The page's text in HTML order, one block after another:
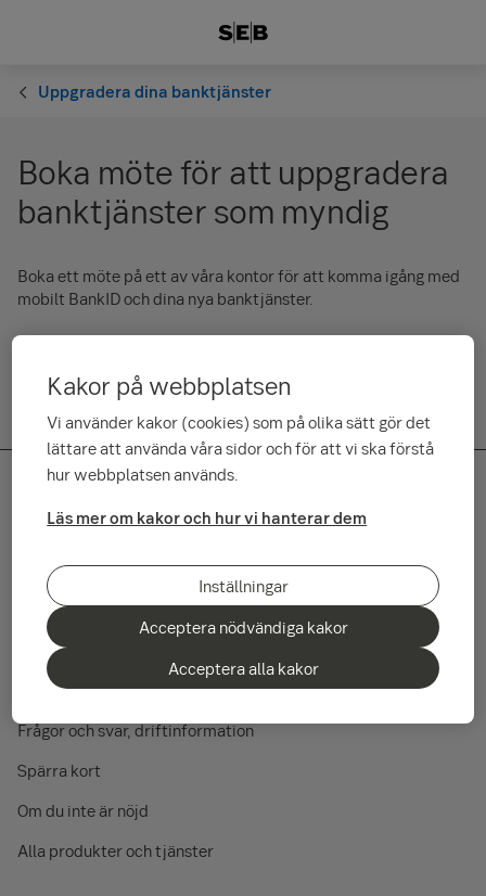
Uppgradera dina banktjänster
Boka möte för att uppgradera
banktjänster som myndig
Boka ett möte på ett av våra kontor för att komma igång med
mobilt BankID och dina nya banktjänster.
Snabbvägar
Kontakta oss
Räntor
Priser
Teknikhjälp
Frågor och svar, driftinformation
Spärra kort
Om du inte är nöjd
Alla produkter och tjänster
Kakor på webbplatsen
Vi använder kakor (cookies) som på olika sätt gör det
lättare att använda våra sidor och för att vi ska förstå
hur webbplatsen används.
Läs mer om kakor och hur vi hanterar dem
Inställningar
Acceptera nödvändiga kakor
Acceptera alla kakor